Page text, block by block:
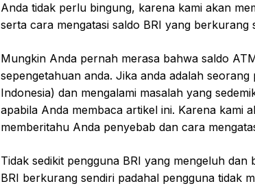
Anda tidak perlu bingung, karena kami akan
serta cara mengatasi saldo BRI yang berkurang
Mungkin Anda pernah merasa bahwa saldo
sepengetahuan anda. Jika anda adalah
Indonesia) dan mengalami masalah yang
apabila Anda membaca artikel ini. Karena kami
memberitahu Anda penyebab dan cara
Tidak sedikit pengguna BRI yang mengeluh
BRI berkurang sendiri padahal pengguna tidak